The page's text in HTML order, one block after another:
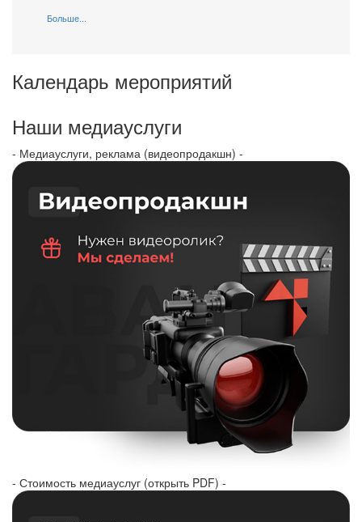
Больше...
Календарь мероприятий
Наши медиауслуги
- Медиауслуги, реклама (видеопродакшн) -
- Стоимость медиауслуг (открыть PDF) -